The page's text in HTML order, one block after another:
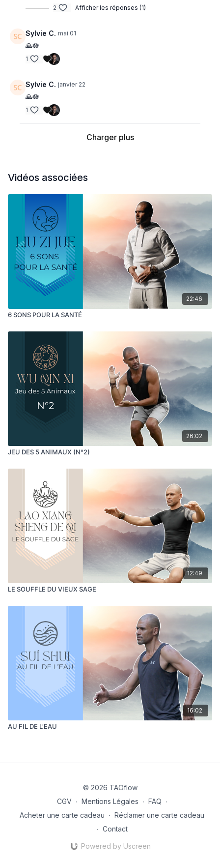
2 Afficher les réponses (1)
Sylvie C. mai 01
🙏🪷
1
Sylvie C. janvier 22
🙏🪷
1
Charger plus
Vidéos associées
22:46
6 SONS POUR LA SANTÉ
26:02
JEU DES 5 ANIMAUX (N°2)
12:49
LE SOUFFLE DU VIEUX SAGE
16:02
AU FIL DE L'EAU
© 2026 TAOflow
CGV ∙ Mentions Légales ∙ FAQ ∙
Acheter une carte cadeau ∙ Réclamer une carte cadeau
∙ Contact
Powered by Uscreen